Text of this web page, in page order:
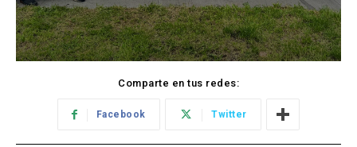
Comparte en tus redes:
Facebook Twitter